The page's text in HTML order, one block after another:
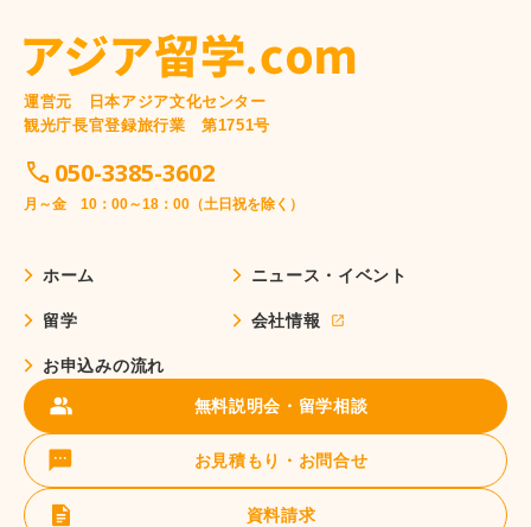
運営元 日本アジア文化センター
観光庁長官登録旅行業 第1751号
050-3385-3602
月～金 10：00～18：00（土日祝を除く）
ホーム
留学
お申込みの流れ
ニュース・イベント
会社情報
無料説明会・留学相談
お見積もり・お問合せ
資料請求